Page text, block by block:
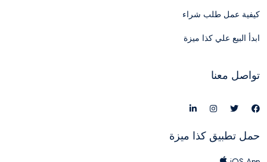
كيفية عمل طلب شراء
ابدأ البيع علي كذا ميزة
تواصل معنا
حمل تطبيق كذا ميزة